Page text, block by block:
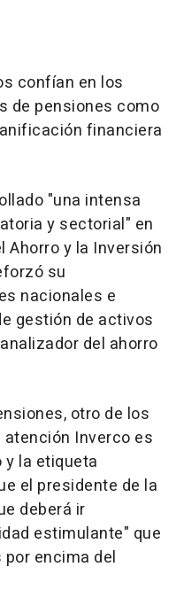
confían en los
de pensiones como
financiera
"una intensa
y sectorial" en
Ahorro y la Inversión
su
nacionales e
gestión de activos
del ahorro
otro de los
Inverco es
y la etiqueta
el presidente de la
deberá ir
estimulante" que
encima del